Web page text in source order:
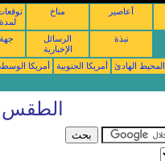
لمدة 10 يوم
مناخ أعاصير
الرسائل
الإخبارية
نبذة
أمريكا أمريكا الجنوبية
الهادئ
الطقس